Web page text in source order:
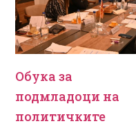
Обука за
подмладоци на
политичките